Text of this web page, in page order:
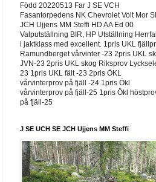
Född 20220513 Far J SE VCH
Fasantorpedens NK Chevrolet Volt Mor
JCH Ujjens MM Steffi HD AA Ed 00
Valputställning BIR, HP Utställning
i jaktklass med excellent. 1pris UKL
Ramundberget vårvinter -23 2pris UKL
JVN-23 2pris UKL skog Riksprov
23 1pris UKL fält -23 2pris ÖKL
vårvinterprov på fjäll -24 1pris Ökl
vårvinterprov på fjäll-25 1pris Ökl
på fjäll-25
J SE UCH SE JCH Ujjens MM Steffi